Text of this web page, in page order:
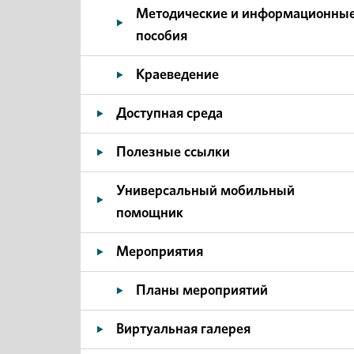
Методические и
пособия
Краеведение
Доступная среда
Полезные ссылки
Универсальный мобильный
помощник
Мероприятия
Планы мероприятий
Виртуальная галерея